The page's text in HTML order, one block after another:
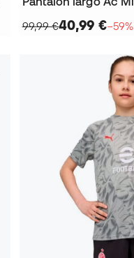
99,99 €40,99 €−59%